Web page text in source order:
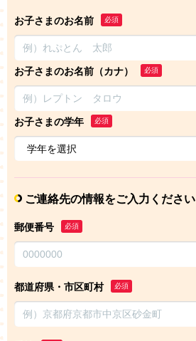
お子さまのお名前 必須
お子さまのお名前（カナ） 必須
お子さまの学年 必須
ご連絡先の情報をご入力ください
郵便番号 必須
都道府県・市区町村 必須